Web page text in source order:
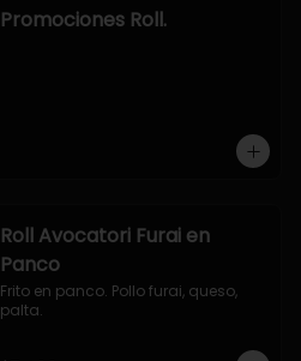
OPCION2:
- salmon, queso, palta, envuelto en
Promociones Roll.
Roll Avocatori Furai en
Panco
Frito en panco. Pollo furai, queso,
palta.